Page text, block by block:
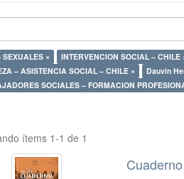
SEXUALES × INTERVENCION SOCIAL – CHILE
POBREZA – ASISTENCIA SOCIAL – CHILE ×
Dauvin
SOCIALES – FORMACION
ítems 1-1 de 1